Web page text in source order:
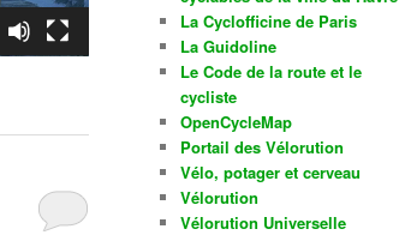
La Cyclofficine de Paris
La Guidoline
Le Code de la route et le
cycliste
OpenCycleMap
Portail des Vélorution
Vélo, potager et cerveau
Vélorution
Vélorution Universelle